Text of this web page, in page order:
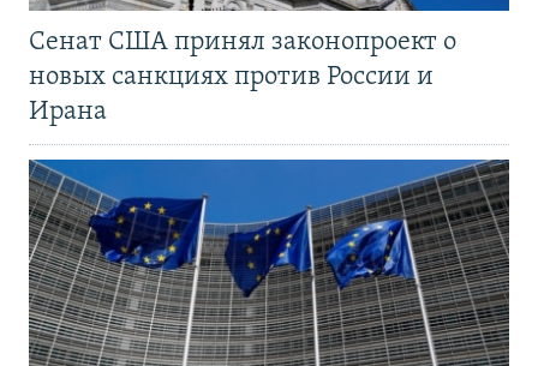
Сенат США принял законопроект о
новых санкциях против России и
Ирана